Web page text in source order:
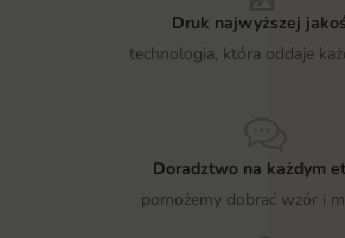
Druk najwyższej
technologia, która oddaje
Doradztwo na każdym
pomożemy dobrać wzór i